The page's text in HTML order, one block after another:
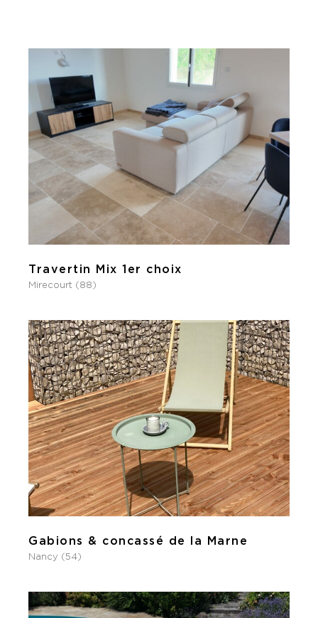
Travertin Mix 1er choix
Mirecourt (88)
Gabions & concassé de la Marne
Nancy (54)